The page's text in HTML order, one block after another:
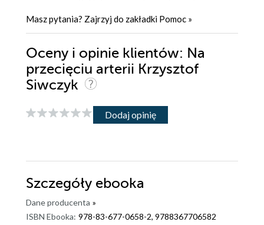
Masz pytania? Zajrzyj do zakładki Pomoc »
Oceny i opinie klientów: Na
przecięciu arterii Krzysztof
Siwczyk
Dodaj opinię
Szczegóły ebooka
Dane producenta »
ISBN Ebooka: 978-83-677-0658-2, 9788367706582